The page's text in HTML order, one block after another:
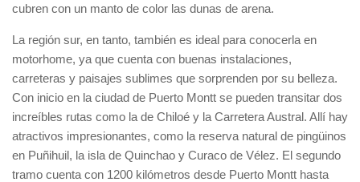
cubren con un manto de color las dunas de arena.
La región sur, en tanto, también es ideal para conocerla en
motorhome, ya que cuenta con buenas instalaciones,
carreteras y paisajes sublimes que sorprenden por su belleza.
Con inicio en la ciudad de Puerto Montt se pueden transitar dos
increíbles rutas como la de Chiloé y la Carretera Austral. Allí hay
atractivos impresionantes, como la reserva natural de pingüinos
en Puñihuil, la isla de Quinchao y Curaco de Vélez. El segundo
tramo cuenta con 1200 kilómetros desde Puerto Montt hasta